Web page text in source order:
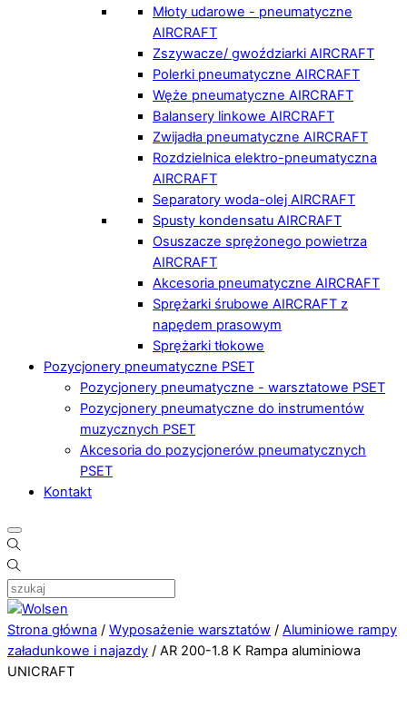
Młoty udarowe - pneumatyczne
AIRCRAFT
Zszywacze/ gwoździarki AIRCRAFT
Polerki pneumatyczne AIRCRAFT
Węże pneumatyczne AIRCRAFT
Balansery linkowe AIRCRAFT
Zwijadła pneumatyczne AIRCRAFT
Rozdzielnica elektro-pneumatyczna
AIRCRAFT
Separatory woda-olej AIRCRAFT
Spusty kondensatu AIRCRAFT
Osuszacze sprężonego powietrza
AIRCRAFT
Akcesoria pneumatyczne AIRCRAFT
Sprężarki śrubowe AIRCRAFT z
napędem prasowym
Sprężarki tłokowe
Pozycjonery pneumatyczne PSET
Pozycjonery pneumatyczne - warsztatowe PSET
Pozycjonery pneumatyczne do instrumentów
muzycznych PSET
Akcesoria do pozycjonerów pneumatycznych
PSET
Kontakt
Strona główna / Wyposażenie warsztatów / Aluminiowe rampy
załadunkowe i najazdy / AR 200-1.8 K Rampa aluminiowa
UNICRAFT